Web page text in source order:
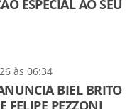
ESPECIAL AO SEU
às 06:34
BIEL BRITO
FELIPE PEZZONI